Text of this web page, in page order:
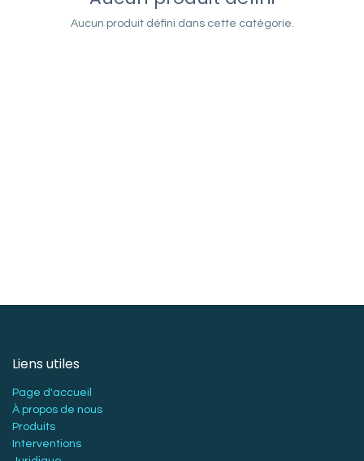
Aucun produit défini dans cette catégorie.
Liens utiles
Page d'accueil
À propos de nous
Produits
Interventions